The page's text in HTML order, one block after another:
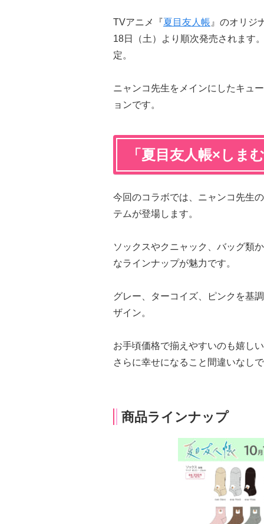
TVアニメ『夏目友人帳 』のオリジ
18日（土）より順次発売されます
定。
ニャンコ先生をメインにしたキュ
ョンです。
「夏目友人帳×しま
今回のコラボでは、ニャンコ先生
テムが登場します。
ソックスやクニャック、バッグ類
なラインナップが魅力です。
グレー、ターコイズ、ピンクを基
ザイン。
お手頃価格で揃えやすいのも嬉し
さらに幸せになること間違いなし
商品ラインナップ